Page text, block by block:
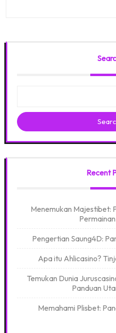
Recent
Menemukan Majestibet:
Pengertian Saung4D:
Apa itu Ahlicasino?
Temukan Dunia
Panduan
Memahami Plisbet: